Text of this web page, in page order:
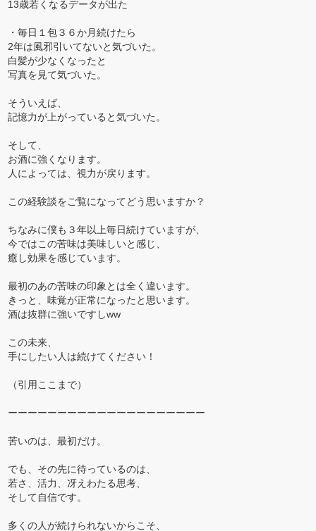
13歳若くなるデータが出た
・毎日１包３６か月続けたら
2年は風邪引いてないと気づいた。
白髪が少なくなったと
写真を見て気づいた。
そういえば、
記憶力が上がっていると気づいた。
そして、
お酒に強くなります。
人によっては、視力が戻ります。
この経験談をご覧になってどう思いますか？
ちなみに僕も３年以上毎日続けていますが、
今ではこの苦味は美味しいと感じ、
癒し効果を感じています。
最初のあの苦味の印象とは全く違います。
きっと、味覚が正常になったと思います。
酒は抜群に強いですしww
この未来、
手にしたい人は続けてください！
（引用ここまで）
ーーーーーーーーーーーーーーーーーーーー
苦いのは、最初だけ。
でも、その先に待っているのは、
若さ、活力、冴えわたる思考、
そして自信です。
多くの人が続けられないからこそ、